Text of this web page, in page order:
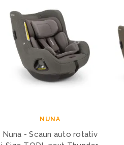
NUNA
Nuna - Scaun auto rotativ